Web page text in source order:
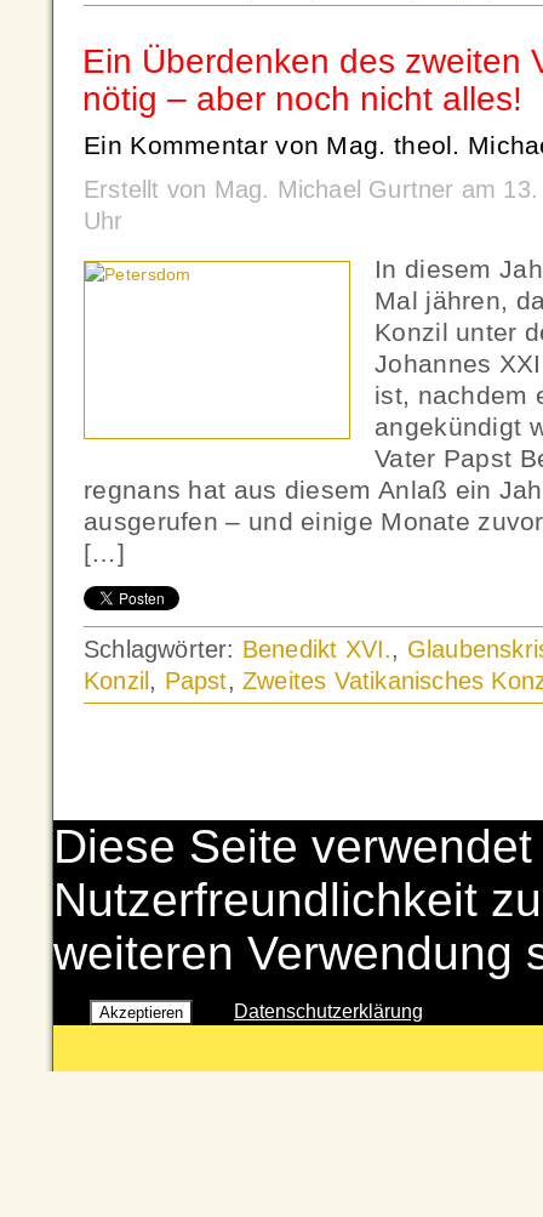
Ein Überdenken des zweiten
nötig – aber noch nicht alles!
Ein Kommentar von Mag. theol.
Erstellt von Mag. Michael Gurtner am
Uhr
In diesem
Mal jähren,
Konzil unter
Johannes
ist, nachdem
angekündigt
Vater Papst
regnans hat aus diesem Anlaß ein
ausgerufen – und einige Monate
[…]
Schlagwörter: Benedikt XVI.,
Konzil , Papst,Zweites Vatikanisches
Diese Seite
Nutzerfreundlichkeit
weiteren Verwendung
Akzeptieren Datenschutzerklärung